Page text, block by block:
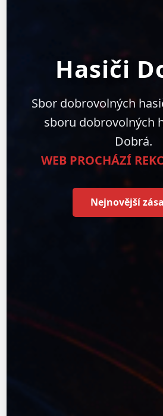
Hasiči
Sbor dobrovolných
sboru dobrovolných
Dobrá.
WEB PROCHÁZÍ
Nejnovější